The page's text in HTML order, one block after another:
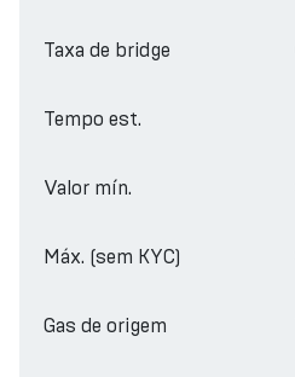
Taxa de bridge
Tempo est.
Valor mín.
Máx. (sem KYC)
Gas de origem